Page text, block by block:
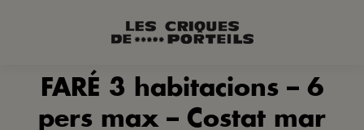
FARÉ 3 habitacions – 6
pers max – Costat mar
You are here: